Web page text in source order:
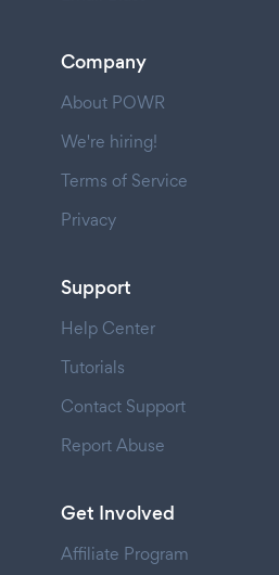
Company
About POWR
We're hiring!
Terms of Service
Privacy
Support
Help Center
Tutorials
Contact Support
Report Abuse
Get Involved
Affiliate Program